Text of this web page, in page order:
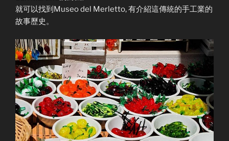
就可以找到Museo del Merletto, 有介紹這傳統的手工業的
故事歷史。